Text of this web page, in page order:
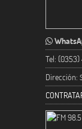
Tel: (0353)
Dirección: